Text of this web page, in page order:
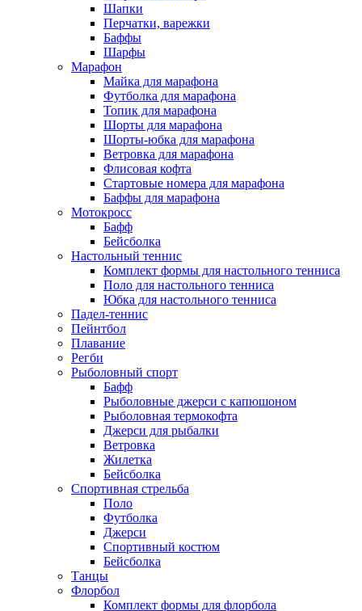
Шапки
Перчатки, варежки
Баффы
Шарфы
Марафон
Майка для марафона
Футболка для марафона
Топик для марафона
Шорты для марафона
Шорты-юбка для марафона
Ветровка для марафона
Флисовая кофта
Стартовые номера для марафона
Баффы для марафона
Мотокросс
Бафф
Бейсболка
Настольный теннис
Комплект формы для настольного тенниса
Поло для настольного тенниса
Юбка для настольного тенниса
Падел-теннис
Пейнтбол
Плавание
Регби
Рыболовный спорт
Бафф
Рыболовные джерси с капюшоном
Рыболовная термокофта
Джерси для рыбалки
Ветровка
Жилетка
Бейсболка
Спортивная стрельба
Поло
Футболка
Джерси
Спортивный костюм
Бейсболка
Танцы
Флорбол
Комплект формы для флорбола